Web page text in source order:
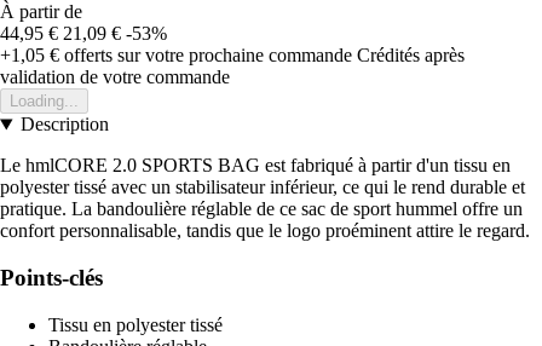
À partir de
44,95 € 21,09 € -53%
+1,05 € offerts sur votre prochaine commande Crédités après
validation de votre commande
Loading...
Description
Le hmlCORE 2.0 SPORTS BAG est fabriqué à partir d'un tissu en
polyester tissé avec un stabilisateur inférieur, ce qui le rend durable et
pratique. La bandoulière réglable de ce sac de sport hummel offre un
confort personnalisable, tandis que le logo proéminent attire le regard.
Points-clés
Tissu en polyester tissé